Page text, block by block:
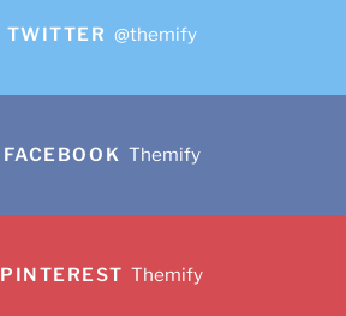
TWITTER @themify
FACEBOOK Themify
PINTEREST Themify